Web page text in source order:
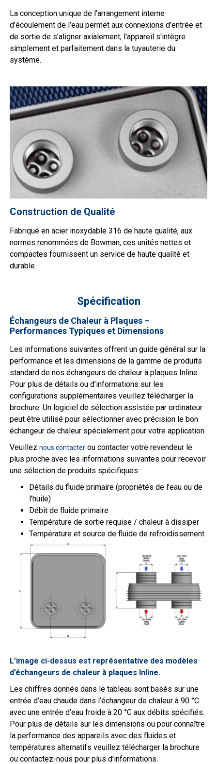
La conception unique de l’arrangement interne
d’écoulement de l’eau permet aux connexions d’entrée et
de sortie de s’aligner axialement, l'appareil s'intègre
simplement et parfaitement dans la tuyauterie du
système.
Construction de Qualité
Fabriqué en acier inoxydable 316 de haute qualité, aux
normes renommées de Bowman, ces unités nettes et
compactes fournissent un service de haute qualité et
durable.
Spécification
Échangeurs de Chaleur à Plaques –
Performances Typiques et Dimensions
Les informations suivantes offrent un guide général sur la
performance et les dimensions de la gamme de produits
standard de nos échangeurs de chaleur à plaques Inline.
Pour plus de détails ou d’informations sur les
configurations supplémentaires veuillez télécharger la
brochure. Un logiciel de sélection assistée par ordinateur
peut être utilisé pour sélectionner avec précision le bon
échangeur de chaleur spécialement pour votre application.
Veuillez nous contacter ou contacter votre revendeur le
plus proche avec les informations suivantes pour recevoir
une sélection de produits spécifiques :
Détails du fluide primaire (propriétés de l’eau ou de
l’huile)
Débit de fluide primaire
Température de sortie requise / chaleur à dissiper
Température et source de fluide de refroidissement
L’image ci-dessus est représentative des modèles
d’échangeurs de chaleur à plaques Inline.
Les chiffres donnés dans le tableau sont basés sur une
entrée d’eau chaude dans l’échangeur de chaleur à 90 °C
avec une entrée d’eau froide à 20 °C aux débits spécifiés.
Pour plus de détails sur les dimensions ou pour connaître
la performance des appareils avec des fluides et
températures alternatifs veuillez télécharger la brochure
ou contactez-nous pour plus d’informations.